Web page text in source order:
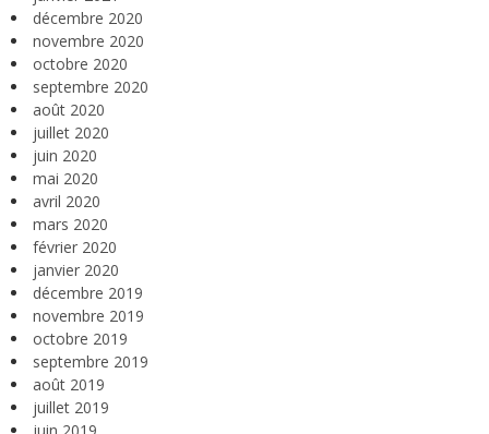
décembre 2020
novembre 2020
octobre 2020
septembre 2020
août 2020
juillet 2020
juin 2020
mai 2020
avril 2020
mars 2020
février 2020
janvier 2020
décembre 2019
novembre 2019
octobre 2019
septembre 2019
août 2019
juillet 2019